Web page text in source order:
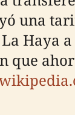
una
Haya
que